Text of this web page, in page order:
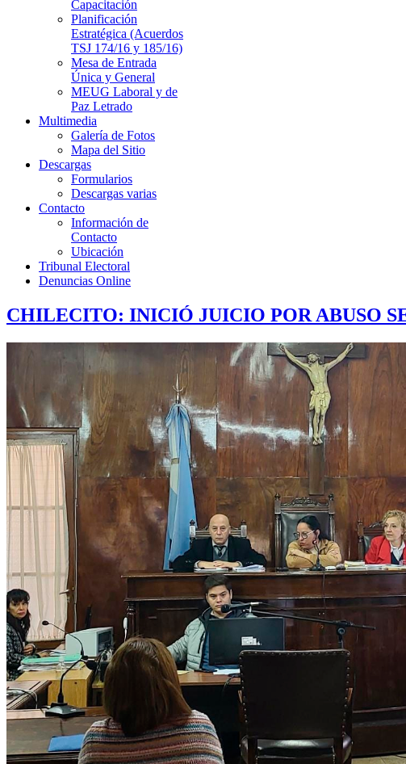
Capacitación
Planificación
Estratégica (Acuerdos
TSJ 174/16 y 185/16)
Mesa de Entrada
Única y General
MEUG Laboral y de
Paz Letrado
Multimedia
Galería de Fotos
Mapa del Sitio
Descargas
Formularios
Descargas varias
Contacto
Información de
Contacto
Ubicación
Tribunal Electoral
Denuncias Online
CHILECITO: INICIÓ JUICIO POR ABUSO